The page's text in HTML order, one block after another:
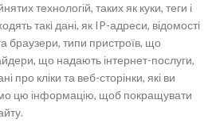
технологій, таких як куки, теги і
такі дані, як IP-адреси, відомості
браузери, типи пристроїв, що
що надають інтернет-послуги,
про кліки та веб-сторінки, які ви
цю інформацію, щоб покращувати